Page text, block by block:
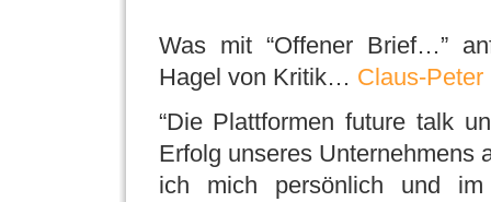
Was mit “Offener Brief…”
Hagel von Kritik… Claus-Peter
“Die Plattformen future talk
Erfolg unseres Unternehmens
ich mich persönlich und